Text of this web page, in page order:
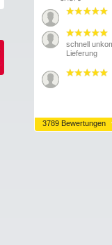
schnell
Lieferung
3789 Bewertungen